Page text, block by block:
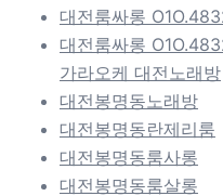
대전룸싸롱
대전룸싸롱
가라오케 대전노래방
대전봉명동노래방
대전봉명동란제리룸
대전봉명동룸사롱
대전봉명동룸살롱